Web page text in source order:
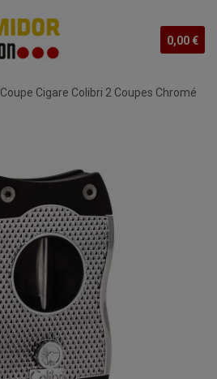
0,00 €
Coupe Cigare Colibri 2 Coupes Chromé